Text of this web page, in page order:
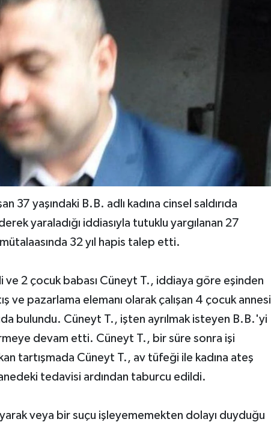
37 yaşındaki B.B. adlı kadına cinsel saldırıda
yaraladığı iddiasıyla tutuklu yargılanan 27
32 yıl hapis talep etti.
ve 2 çocuk babası Cüneyt T., iddiaya göre eşinden
ve pazarlama elemanı olarak çalışan 4 çocuk annesi
bulundu. Cüneyt T., işten ayrılmak isteyen B.B.'yi
devam etti. Cüneyt T., bir süre sonra işi
tartışmada Cüneyt T., av tüfeği ile kadına ateş
tedavisi ardından taburcu edildi.
veya bir suçu işleyememekten dolayı duyduğu